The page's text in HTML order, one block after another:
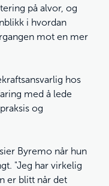
på alvor, og
i hvordan
mot en mer
hos
med å lede
og
Byremo når hun
"Jeg har virkelig
er blitt når det